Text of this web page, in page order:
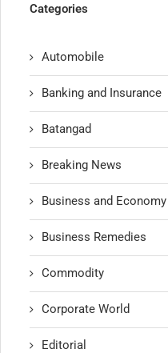
Categories
Automobile
Banking and Insurance
Batangad
Breaking News
Business and Economy
Business Remedies
Commodity
Corporate World
Editorial